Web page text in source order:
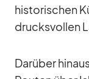
his­to­ri­schen
drucks­vol­len
Dar­über